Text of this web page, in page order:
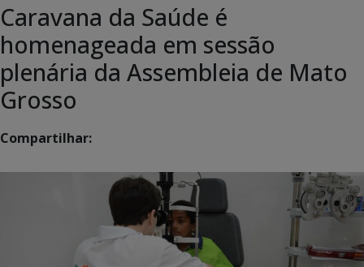
Caravana da Saúde é
homenageada em sessão
plenária da Assembleia de Mato
Grosso
Compartilhar: